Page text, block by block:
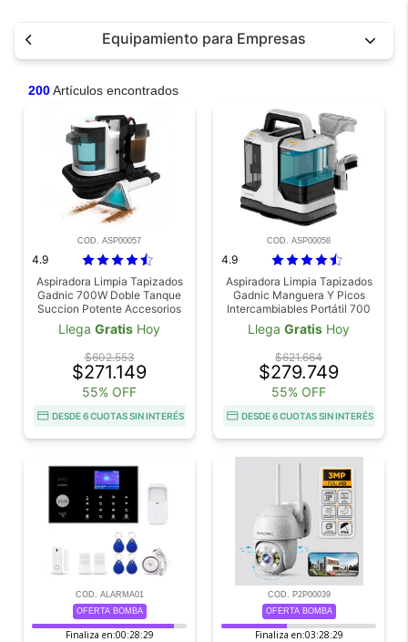
Equipamiento para Empresas
200Artículos encontrados
COD. ASP00057
4.9
Aspiradora Limpia Tapizados
Gadnic 700W Doble Tanque
Succion Potente Accesorios
Intercambiables 220V
Llega Gratis Hoy
$602.553
$271.149
55% OFF
DESDE 6 CUOTAS SIN INTERÉS
COD. ASP00058
4.9
Aspiradora Limpia Tapizados
Gadnic Manguera Y Picos
Intercambiables Portátil 700
Llega Gratis Hoy
$621.664
$279.749
55% OFF
DESDE 6 CUOTAS SIN INTERÉS
COD. ALARMA01
OFERTA BOMBA
Finaliza en:00:28:27
COD. P2P00039
OFERTA BOMBA
Finaliza en:03:28:27